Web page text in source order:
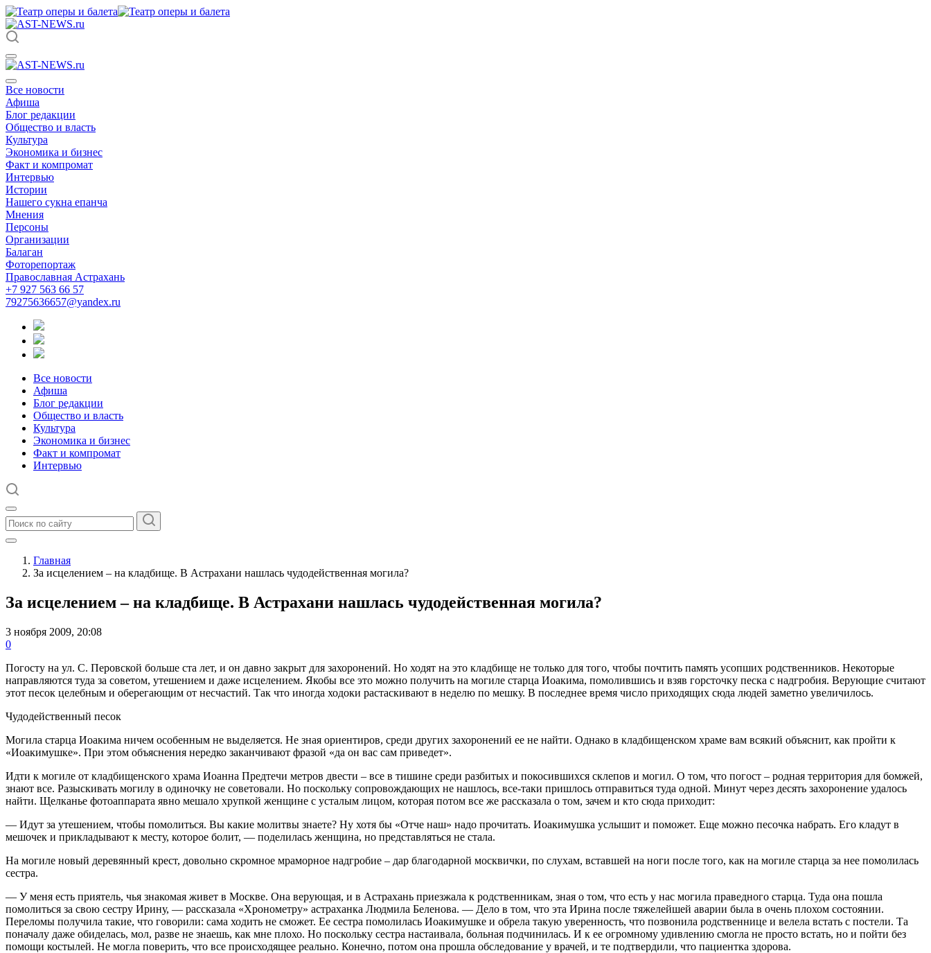
Все новости
Афиша
Блог редакции
Общество и власть
Культура
Экономика и бизнес
Факт и компромат
Интервью
Истории
Нашего сукна епанча
Мнения
Персоны
Организации
Балаган
Фоторепортаж
Православная Астрахань
+7 927 563 66 57
79275636657@yandex.ru
Все новости
Афиша
Блог редакции
Общество и власть
Культура
Экономика и бизнес
Факт и компромат
Интервью
Главная
За исцелением – на кладбище. В Астрахани нашлась чудодейственная могила?
За исцелением – на кладбище. В Астрахани нашлась чудодейственная могила?
3 ноября 2009, 20:08
0
Погосту на ул. С. Перовской больше ста лет, и он давно закрыт для захоронений. Но ходят на это кладбище не только для того, чтобы почтить память усопших родственников. Некоторые
направляются туда за советом, утешением и даже исцелением. Якобы все это можно получить на могиле старца Иоакима, помолившись и взяв горсточку песка с надгробия. Верующие считают
этот песок целебным и оберегающим от несчастий. Так что иногда ходоки растаскивают в неделю по мешку. В последнее время число приходящих сюда людей заметно увеличилось.
Чудодейственный песок
Могила старца Иоакима ничем особенным не выделяется. Не зная ориентиров, среди других захоронений ее не найти. Однако в кладбищенском храме вам всякий объяснит, как пройти к
«Иоакимушке». При этом объяснения нередко заканчивают фразой «да он вас сам приведет».
Идти к могиле от кладбищенского храма Иоанна Предтечи метров двести – все в тишине среди разбитых и покосившихся склепов и могил. О том, что погост – родная территория для бомжей,
знают все. Разыскивать могилу в одиночку не советовали. Но поскольку сопровождающих не нашлось, все-таки пришлось отправиться туда одной. Минут через десять захоронение удалось
найти. Щелканье фотоаппарата явно мешало хрупкой женщине с усталым лицом, которая потом все же рассказала о том, зачем и кто сюда приходит:
— Идут за утешением, чтобы помолиться. Вы какие молитвы знаете? Ну хотя бы «Отче наш» надо прочитать. Иоакимушка услышит и поможет. Еще можно песочка набрать. Его кладут в
мешочек и прикладывают к месту, которое болит, — поделилась женщина, но представляться не стала.
На могиле новый деревянный крест, довольно скромное мраморное надгробие – дар благодарной москвички, по слухам, вставшей на ноги после того, как на могиле старца за нее помолилась
сестра.
— У меня есть приятель, чья знакомая живет в Москве. Она верующая, и в Астрахань приезжала к родственникам, зная о том, что есть у нас могила праведного старца. Туда она пошла
помолиться за свою сестру Ирину, — рассказала «Хронометру» астраханка Людмила Беленова. — Дело в том, что эта Ирина после тяжелейшей аварии была в очень плохом состоянии.
Переломы получила такие, что говорили: сама ходить не сможет. Ее сестра помолилась Иоакимушке и обрела такую уверенность, что позвонила родственнице и велела встать с постели. Та
поначалу даже обиделась, мол, разве не знаешь, как мне плохо. Но поскольку сестра настаивала, больная подчинилась. И к ее огромному удивлению смогла не просто встать, но и пойти без
помощи костылей. Не могла поверить, что все происходящее реально. Конечно, потом она прошла обследование у врачей, и те подтвердили, что пациентка здорова.